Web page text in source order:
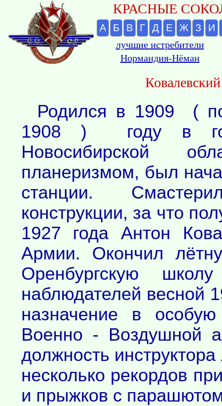
КРАСНЫЕ
А Б В Г Д Е Ж З И
лучшие истребители
Нормандия-Нёман
Родился в 1909 (
1908 ) году в
Новосибирской
планеризмом, был
станции.
конструкции, за что
1927 года Антон
Армии. Окончил
Оренбургскую
наблюдателей весной
назначение в
Военно - Воздушной
должность
несколько рекордов
и прыжков с